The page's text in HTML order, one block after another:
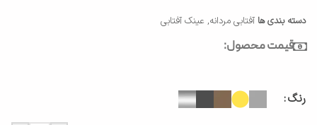
دسته بندی ها آفتابی مردانه, عینک آفتابی
قیمت محصول:
رنگ